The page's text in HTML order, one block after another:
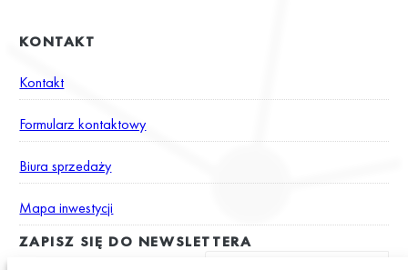
KONTAKT
Kontakt
Formularz kontaktowy
Biura sprzedaży
Mapa inwestycji
ZAPISZ SIĘ DO NEWSLETTERA